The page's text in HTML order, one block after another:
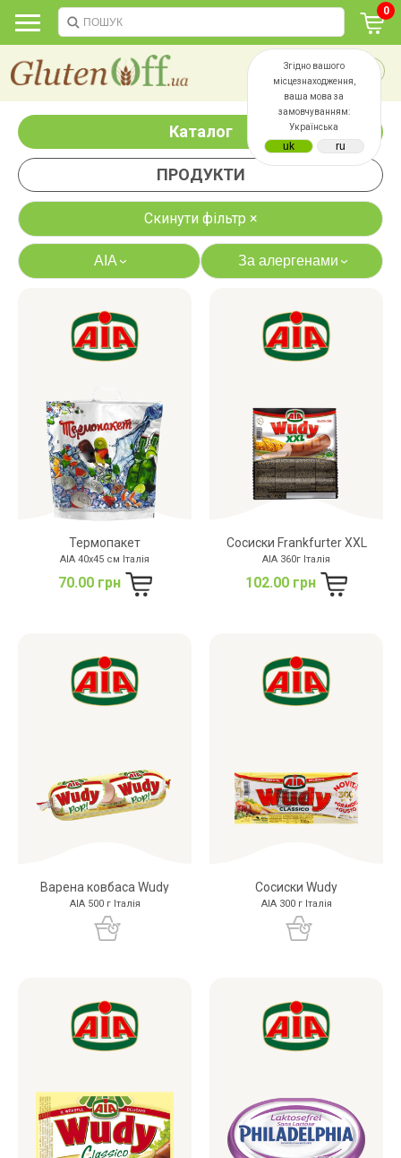
Згідно вашого
місцезнаходження,
ваша мова за
замовчуванням:
Українська
0
Каталог
ПРОДУКТИ
Скинути фільтр ×
AIA› За алергенами›
казеїну сої
білку
Термопакет
AIA 40х45 см Італія
70.00 грн
Сосиски Frankfurter XXL
AIA 360г Італія
102.00 грн
Варена ковбаса Wudy
AIA 500 г Італія
Сосиски Wudy
AIA 300 г Італія